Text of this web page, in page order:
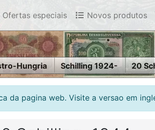
Ofertas especiais Novos produtos
Hungria Schilling 1924- 20
da pagina web. Visite a versao em